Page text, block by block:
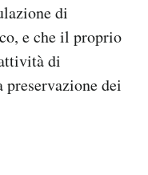
di
e che il proprio
di
dei